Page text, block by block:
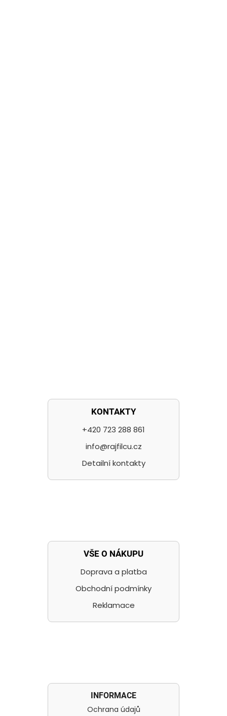
KONTAKTY
+420 723 288 861
info@rajfilcu.cz
Detailní kontakty
VŠE O NÁKUPU
Doprava a platba
Obchodní podmínky
Reklamace
INFORMACE
Ochrana údajů